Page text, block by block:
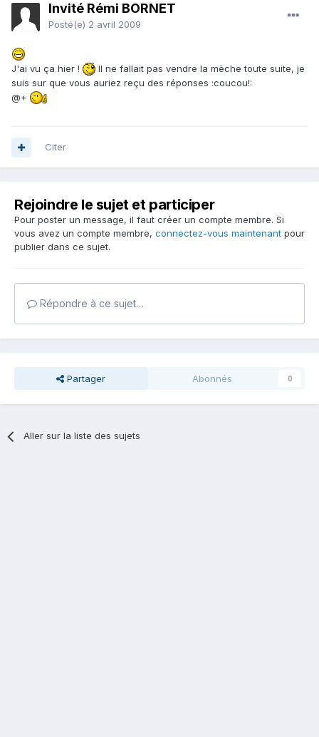
Invité Rémi BORNET
Posté(e) 2 avril 2009
J'ai vu ça hier !
Il ne fallait pas vendre la mèche toute suite, je
suis sur que vous auriez reçu des réponses :coucou!:
@+
Citer
Rejoindre le sujet et participer
Pour poster un message, il faut créer un compte membre. Si
vous avez un compte membre, connectez-vous maintenant pour
publier dans ce sujet.
Répondre à ce sujet…
Partager Abonnés 0
Aller sur la liste des sujets